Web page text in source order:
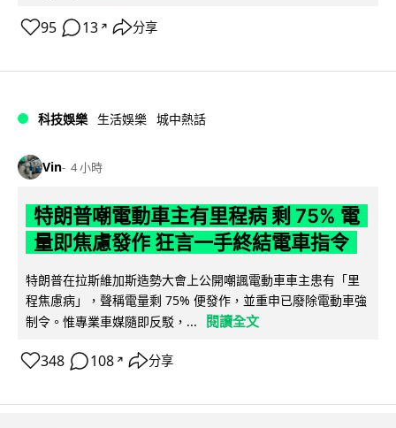
95 13 ↗ 分享
科技娛樂 生活娛樂 城中熱話
Vin 4 小時
特朗普嘲電動車主有里程病 剩 75% 電
量即焦慮發作 狂言一手終結電車指令
特朗普在拉斯維加斯造勢大會上公開嘲諷電動車車主患有「里
程焦慮病」，聲稱電量剩 75% 便發作，並重申已廢除電動車強
制令。惟專業車媒隨即反駁，...
閱讀全文
348 108 ↗ 分享